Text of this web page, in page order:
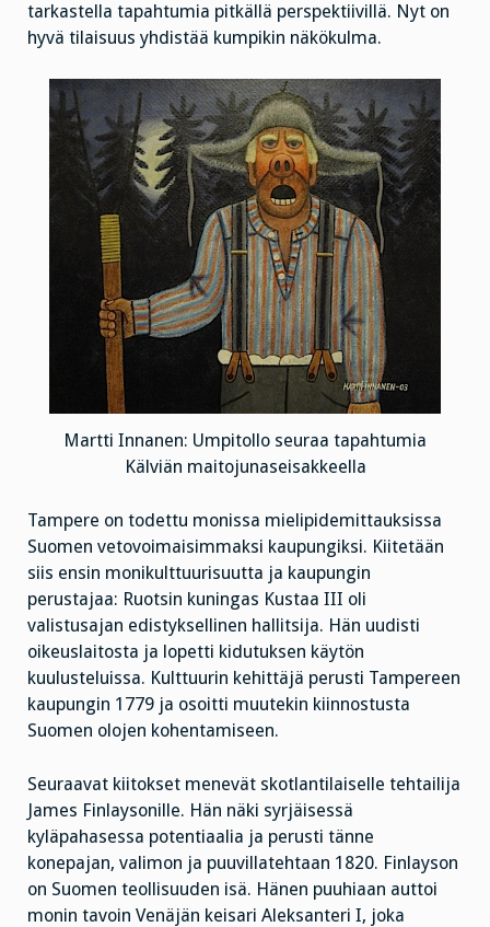
tarkastella tapahtumia pitkällä perspektiivillä. Nyt on
hyvä tilaisuus yhdistää kumpikin näkökulma.
Martti Innanen: Umpitollo seuraa tapahtumia
Kälviän maitojunaseisakkeella
Tampere on todettu monissa mielipidemittauksissa
Suomen vetovoimaisimmaksi kaupungiksi. Kiitetään
siis ensin monikulttuurisuutta ja kaupungin
perustajaa: Ruotsin kuningas Kustaa III oli
valistusajan edistyksellinen hallitsija. Hän uudisti
oikeuslaitosta ja lopetti kidutuksen käytön
kuulusteluissa. Kulttuurin kehittäjä perusti Tampereen
kaupungin 1779 ja osoitti muutekin kiinnostusta
Suomen olojen kohentamiseen.
Seuraavat kiitokset menevät skotlantilaiselle tehtailija
James Finlaysonille. Hän näki syrjäisessä
kyläpahasessa potentiaalia ja perusti tänne
konepajan, valimon ja puuvillatehtaan 1820. Finlayson
on Suomen teollisuuden isä. Hänen puuhiaan auttoi
monin tavoin Venäjän keisari Aleksanteri I, joka